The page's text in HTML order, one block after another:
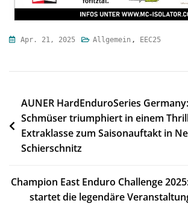
Apr. 21, 2025 Allgemein , EEC25
Beitragsnavigation
AUNER HardEnduroSeries
Schmüser triumphiert in einem
Extraklasse zum Saisonauftakt in
Schierschnitz
Champion East Enduro Challenge
startet die legendäre